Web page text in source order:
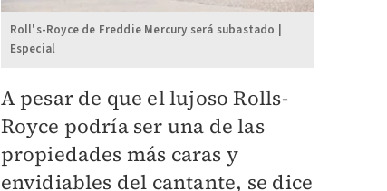
Roll's-Royce de Freddie Mercury será subastado |
Especial
A pesar de que el lujoso Rolls-
Royce podría ser una de las
propiedades más caras y
envidiables del cantante, se dice